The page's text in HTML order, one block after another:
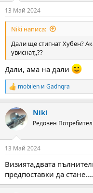
13 Май 2024
Niki написа:
Дали ще стигнат Хубен?
увиснат,,??
Дали, ама на дали
R
e
c
t
i
s
mobilen и Gadnqra
Niki
Редовен Потребител
13 Май 2024
Визията,двата
предпоставки да